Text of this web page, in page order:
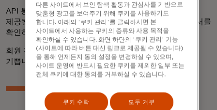
API 통합은 2018년과 2019년에 걸쳐 USAA 회원들에게
제공될 예정입니다.USAA 사이트에서관계에 대한 성명서를
확인하세요.
회원 경험을 개선하기 위해 USAA와 협력하게 되어 매우
기쁩니다!
다른 사이트에서 보인 탐색 활동과 관심사를 기반으로
맞춤형 광고를 보여주기 위해 쿠키를 사용하기도
합니다. 아래의 '쿠키 관리'를 클릭하시면 본
사이트에서 사용하는 쿠키의 종류와 사용 목적을
확인하실 수 있습니다. 화면 하단의 '쿠키 관리' 기능
(사이트에 따라 버튼 대신 링크로 제공될 수 있습니다)
을 통해 언제든지 동의 설정을 변경하실 수 있으며,
사이트 운영에 반드시 필요한 쿠키를 제외한 일부 또는
전체 쿠키에 대한 동의를 거부하실 수 있습니다.
쿠키 수락 모두 거부